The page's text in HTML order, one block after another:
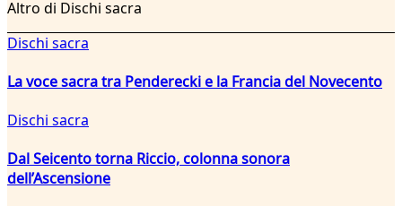
Altro di Dischi sacra
Dischi sacra
La voce sacra tra Penderecki e la Francia del Novecento
Dischi sacra
Dal Seicento torna Riccio, colonna sonora
dell’Ascensione